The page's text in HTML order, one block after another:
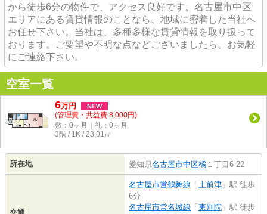
から徒歩6分の物件で、アクセス良好です。名古屋市中区
エリアにある賃貸情報のことなら、地域に密着した当社へ
お任せ下さい。当社は、多種多様な賃貸情報を取り扱って
おります。ご要望や不明な点などございましたら、お気軽
にご連絡下さい。
空室一覧
6万円 NEW
(管理費・共益費 8,000円)
敷：0ヶ月｜礼：0ヶ月
3階 / 1K / 23.01㎡
所在地 愛知県名古屋市中区橘 １丁目6-22
名古屋市営鶴舞線 「 上前津 」駅 徒歩
6分
名古屋市営名城線 「 東別院 」駅 徒歩